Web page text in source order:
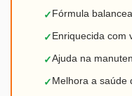
✓ Fórmula
✓ Enriquecida com
✓Ajuda na
✓ Melhora a saúde